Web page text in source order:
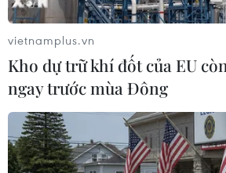
vietnamplus.vn
Kho dự trữ khí đốt của EU
ngay trước mùa Đông